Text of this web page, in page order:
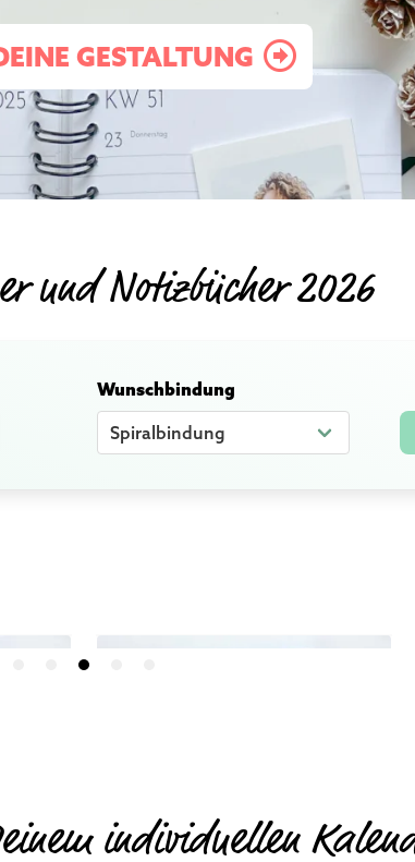
GESTALTUNG
und Notizbücher 2026
Wunschbindung
individuellen